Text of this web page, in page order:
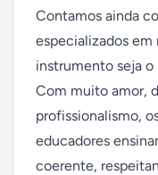
Contamos ainda
especializados em
instrumento seja o
Com muito amor,
profissionalismo,
educadores
coerente,